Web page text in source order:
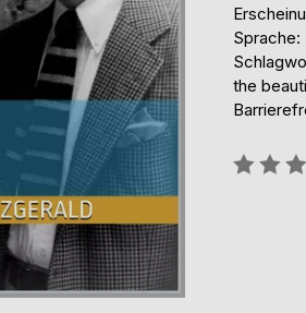
Sprache:
the